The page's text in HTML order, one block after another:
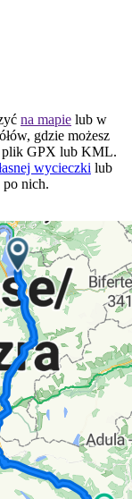
na mapie lub w
gdzie możesz
plik GPX lub KML.
wycieczki lub
nich.